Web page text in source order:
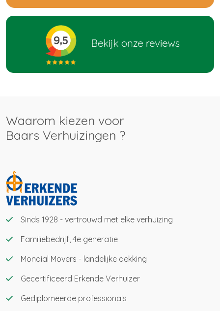
Waarom kiezen voor
Baars Verhuizingen ?
Sinds 1928 - vertrouwd met elke verhuizing
Familiebedrijf, 4e generatie
Mondial Movers - landelijke dekking
Gecertificeerd Erkende Verhuizer
Gediplomeerde professionals